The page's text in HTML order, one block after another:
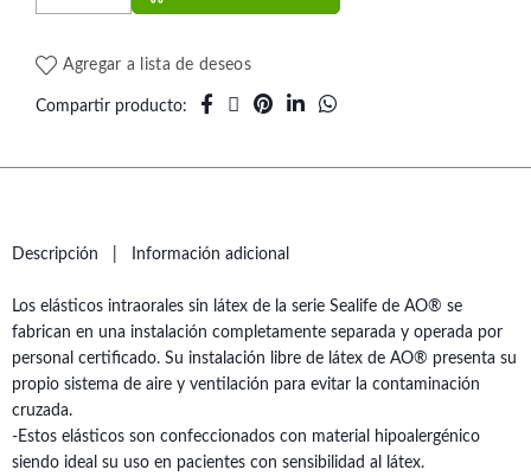
Agregar a lista de deseos
Compartir producto
Descripción Información adicional
Los elásticos intraorales sin látex de la serie Sealife de AO® se
fabrican en una instalación completamente separada y operada por
personal certificado. Su instalación libre de látex de AO® presenta su
propio sistema de aire y ventilación para evitar la contaminación
cruzada.
-Estos elásticos son confeccionados con material hipoalergénico
siendo ideal su uso en pacientes con sensibilidad al látex.